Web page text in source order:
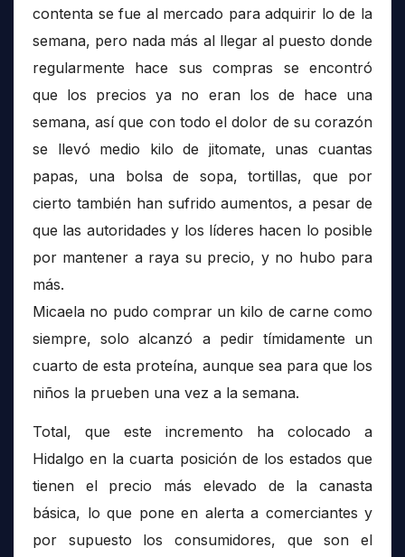
contenta se fue al mercado para adquirir lo de la
semana, pero nada más al llegar al puesto donde
regularmente hace sus compras se encontró
que los precios ya no eran los de hace una
semana, así que con todo el dolor de su corazón
se llevó medio kilo de jitomate, unas cuantas
papas, una bolsa de sopa, tortillas, que por
cierto también han sufrido aumentos, a pesar de
que las autoridades y los líderes hacen lo posible
por mantener a raya su precio, y no hubo para
más.
Micaela no pudo comprar un kilo de carne como
siempre, solo alcanzó a pedir tímidamente un
cuarto de esta proteína, aunque sea para que los
niños la prueben una vez a la semana.
Total, que este incremento ha colocado a
Hidalgo en la cuarta posición de los estados que
tienen el precio más elevado de la canasta
básica, lo que pone en alerta a comerciantes y
por supuesto los consumidores, que son el